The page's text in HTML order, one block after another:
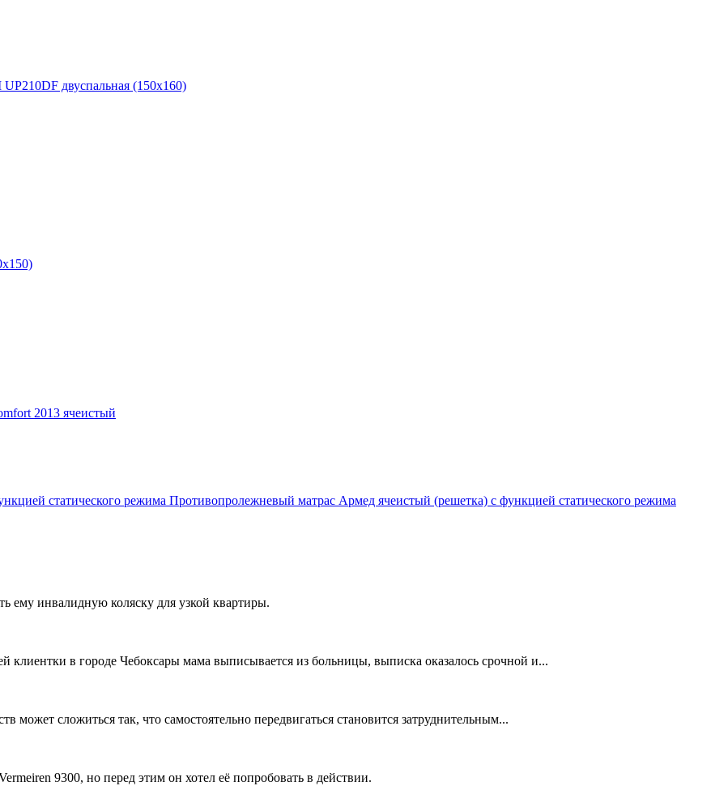
двуспальная (150x160)
2013 ячеистый
Противопролежневый матрас Армед ячеистый (решетка) с функцией статического режима
ему инвалидную коляску для узкой квартиры.
клиентки в городе Чебоксары мама выписывается из больницы, выписка оказалось срочной и...
может сложиться так, что самостоятельно передвигаться становится затруднительным...
9300, но перед этим он хотел её попробовать в действии.